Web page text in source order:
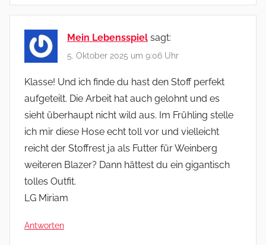
Mein Lebensspiel sagt:
5. Oktober 2025 um 9:06 Uhr
Klasse! Und ich finde du hast den Stoff perfekt
aufgeteilt. Die Arbeit hat auch gelohnt und es
sieht überhaupt nicht wild aus. Im Frühling stelle
ich mir diese Hose echt toll vor und vielleicht
reicht der Stoffrest ja als Futter für Weinberg
weiteren Blazer? Dann hättest du ein gigantisch
tolles Outfit.
LG Miriam
Antworten